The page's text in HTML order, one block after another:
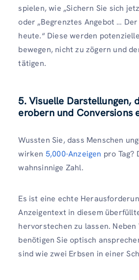
spielen, wie „Sichern Sie sich
oder „Begrenztes Angebot …
heute.“ Diese werden
bewegen, nicht zu zögern und
tätigen.
5. Visuelle Darstellungen,
erobern und Conversions
Wussten Sie, dass Menschen
wirken 5,000-Anzeigen pro Tag?
wahnsinnige Zahl.
Es ist eine echte
Anzeigentext in diesem
hervorstechen zu lassen.
benötigen Sie optisch
sind wie zwei Erbsen in einer